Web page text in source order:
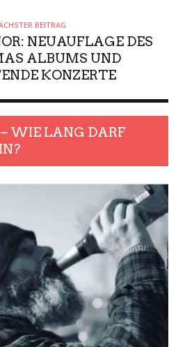
BEITRAG
NEUAUFLAGE DES
ALBUMS UND
KONZERTE
WIE LANG DARF